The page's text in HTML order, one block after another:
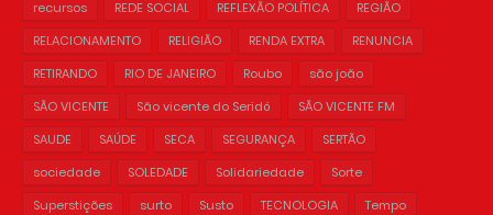
recursos
REDE SOCIAL REFLEXÃO POLÍTICA
REGIÃO
RELACIONAMENTO
RELIGIÃO RENDA EXTRA
RENUNCIA
RETIRANDO
RIO DE JANEIRO Roubo
são joão
SÃO VICENTE
São vicente do Seridó
SÃO VICENTE FM
SAUDE
SAÚDE SECA SEGURANÇA
SERTÃO
sociedade
SOLEDADE Solidariedade
Sorte
Superstições
surto Susto TECNOLOGIA
Tempo